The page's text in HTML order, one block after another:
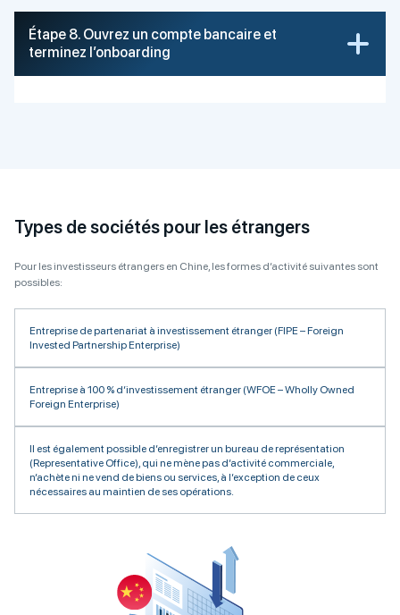
Étape 8. Ouvrez un compte bancaire et
terminez l’onboarding
Types de sociétés pour les étrangers
Pour les investisseurs étrangers en Chine, les formes d’activité suivantes sont
possibles:
Entreprise de partenariat à investissement étranger (FIPE – Foreign
Invested Partnership Enterprise)
Entreprise à 100 % d’investissement étranger (WFOE – Wholly Owned
Foreign Enterprise)
Il est également possible d’enregistrer un bureau de représentation
(Representative Office), qui ne mène pas d’activité commerciale,
n’achète ni ne vend de biens ou services, à l’exception de ceux
nécessaires au maintien de ses opérations.